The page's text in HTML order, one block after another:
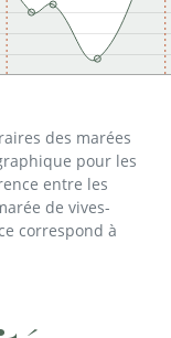
des marées
pour les
entre les
de vives-
correspond à